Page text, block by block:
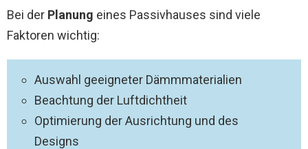
Bei der Planung eines Passivhauses sind viele
Faktoren wichtig:
Auswahl geeigneter Dämmmaterialien
Beachtung der Luftdichtheit
Optimierung der Ausrichtung und des
Designs